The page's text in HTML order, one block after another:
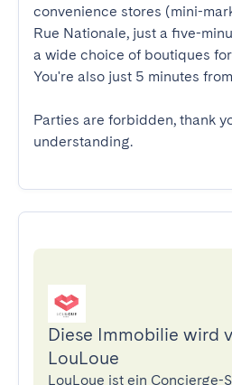
convenience stores (mini-
Rue Nationale, just a five-
a wide choice of boutiques
You're also just 5 minutes
Parties are forbidden, thank
understanding.
Diese Immobilie wird
LouLoue
LouLoue ist ein Concierge-